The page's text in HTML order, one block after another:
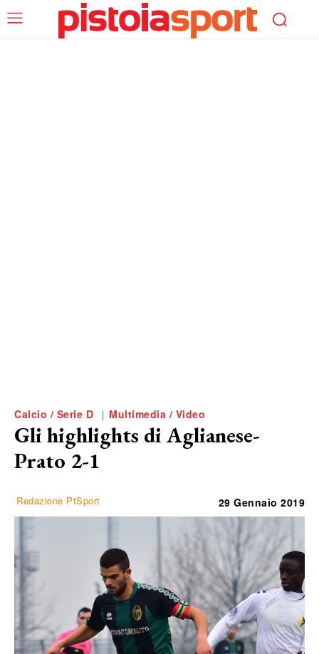
Calcio / Serie D Multimedia / Video
Gli highlights di Aglianese-
Prato 2-1
Redazione PtSport 29 Gennaio 2019